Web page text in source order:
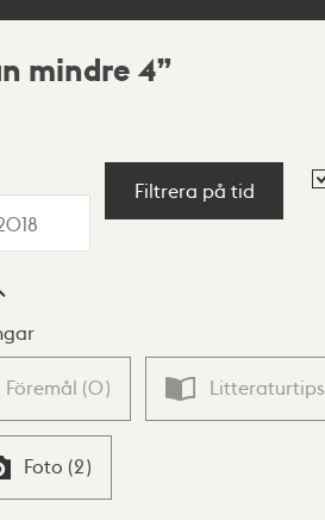
mindre 4
Filtrera på tid
Föremål (0) Litteraturtips
Foto (2)